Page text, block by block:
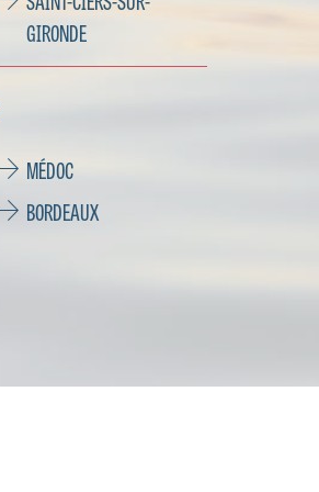
GIRONDE
MÉDOC
BORDEAUX